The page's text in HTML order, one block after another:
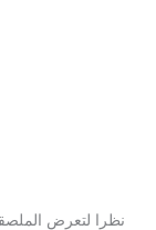
نظرا لتعرض